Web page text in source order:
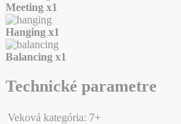
Meeting x1
Hanging x1
Balancing x1
Technické parametre
Veková kategória: 7+